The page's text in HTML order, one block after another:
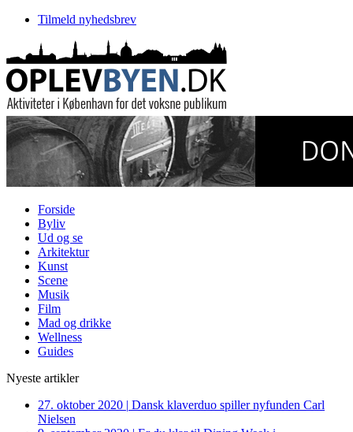
Tilmeld nyhedsbrev
Forside
Byliv
Ud og se
Arkitektur
Kunst
Scene
Musik
Film
Mad og drikke
Wellness
Guides
Nyeste artikler
27. oktober 2020 | Dansk klaverduo spiller nyfunden Carl
Nielsen